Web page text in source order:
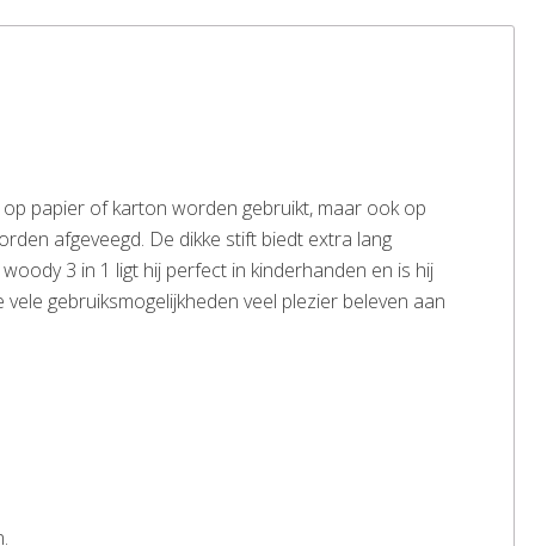
papier of karton worden gebruikt, maar ook op
afgeveegd. De dikke stift biedt extra lang
3 in 1 ligt hij perfect in kinderhanden en is hij
gebruiksmogelijkheden veel plezier beleven aan